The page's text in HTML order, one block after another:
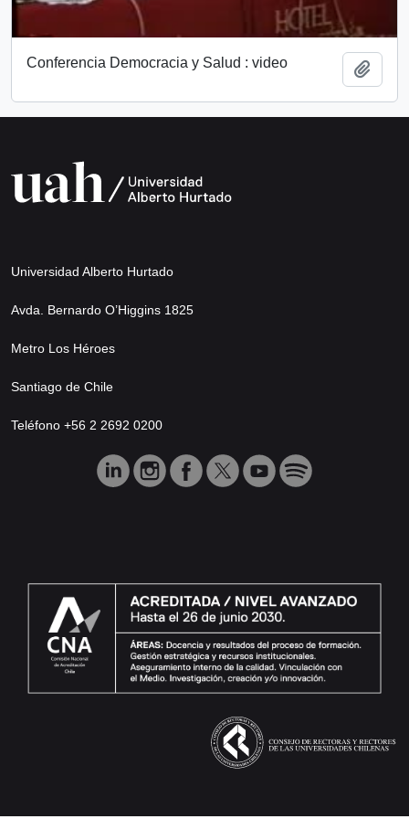
Conferencia Democracia y Salud : video
Universidad Alberto Hurtado
Avda. Bernardo O’Higgins 1825
Metro Los Héroes
Santiago de Chile
Teléfono +56 2 2692 0200